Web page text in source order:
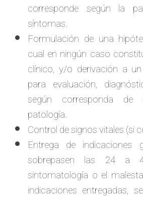
corresponde según la
síntomas.
Formulación de una
cual en ningún caso
clínico, y/o derivación a
para evaluación,
según corresponda
patología.
Control de signos vitales (si
Entrega de indicaciones
sobrepasen las 24 a
sintomatología o el
indicaciones entregadas,